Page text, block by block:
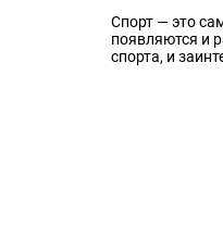
Спорт — это
появляются и
спорта, и